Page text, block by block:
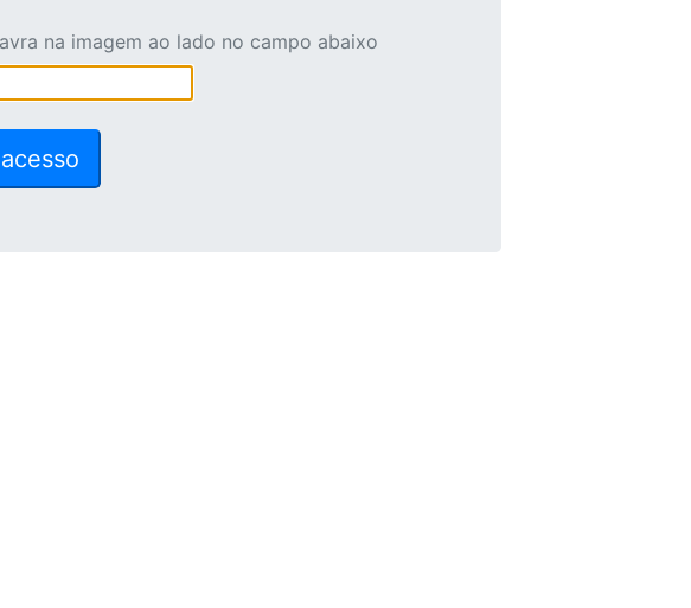
na imagem ao lado no campo abaixo